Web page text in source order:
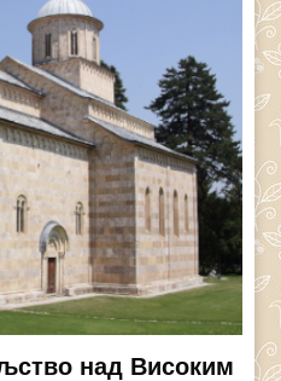
над Високим